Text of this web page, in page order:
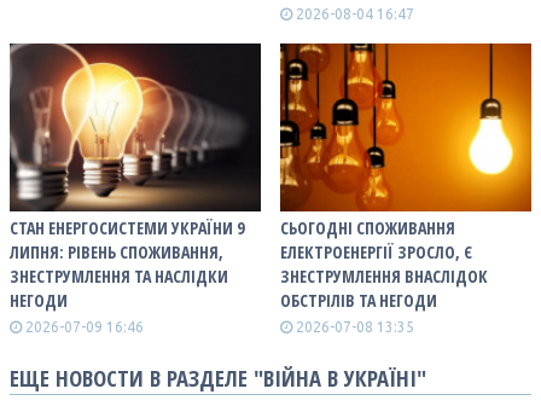
2026-08-04 16:47
СТАН ЕНЕРГОСИСТЕМИ УКРАЇНИ 9
ЛИПНЯ: РІВЕНЬ СПОЖИВАННЯ,
ЗНЕСТРУМЛЕННЯ ТА НАСЛІДКИ
НЕГОДИ
2026-07-09 16:46
СЬОГОДНІ СПОЖИВАННЯ
ЕЛЕКТРОЕНЕРГІЇ ЗРОСЛО, Є
ЗНЕСТРУМЛЕННЯ ВНАСЛІДОК
ОБСТРІЛІВ ТА НЕГОДИ
2026-07-08 13:35
ЕЩЕ НОВОСТИ В РАЗДЕЛЕ "ВІЙНА В УКРАЇНІ"